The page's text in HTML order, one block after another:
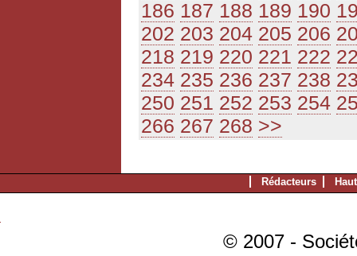
186 187 188 189 190
202 203 204 205 206
218 219 220 221 222
234 235 236 237 238
250 251 252 253 254
266 267 268 >>
Rédacteurs
© 2007 -